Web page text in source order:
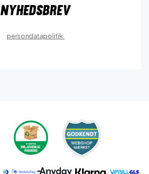
Nyhedsbrev
persondatapolitik.